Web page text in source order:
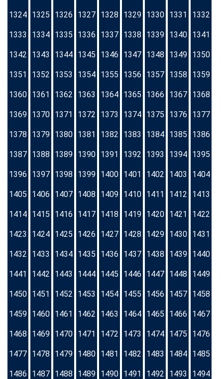
1324 1325 1326 1327 1328 1329 1330 1331 1332
1333 1334 1335 1336 1337 1338 1339 1340 1341
1342 1343 1344 1345 1346 1347 1348 1349 1350
1351 1352 1353 1354 1355 1356 1357 1358 1359
1360 1361 1362 1363 1364 1365 1366 1367 1368
1369 1370 1371 1372 1373 1374 1375 1376 1377
1378 1379 1380 1381 1382 1383 1384 1385 1386
1387 1388 1389 1390 1391 1392 1393 1394 1395
1396 1397 1398 1399 1400 1401 1402 1403 1404
1405 1406 1407 1408 1409 1410 1411 1412 1413
1414 1415 1416 1417 1418 1419 1420 1421 1422
1423 1424 1425 1426 1427 1428 1429 1430 1431
1432 1433 1434 1435 1436 1437 1438 1439 1440
1441 1442 1443 1444 1445 1446 1447 1448 1449
1450 1451 1452 1453 1454 1455 1456 1457 1458
1459 1460 1461 1462 1463 1464 1465 1466 1467
1468 1469 1470 1471 1472 1473 1474 1475 1476
1477 1478 1479 1480 1481 1482 1483 1484 1485
1486 1487 1488 1489 1490 1491 1492 1493 1494